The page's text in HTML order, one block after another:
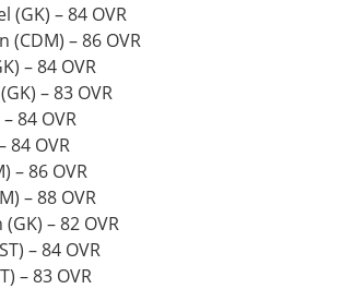
(GK) – 84 OVR
(CDM) – 86 OVR
– 84 OVR
– 83 OVR
84 OVR
84 OVR
– 86 OVR
– 88 OVR
– 82 OVR
– 84 OVR
– 83 OVR